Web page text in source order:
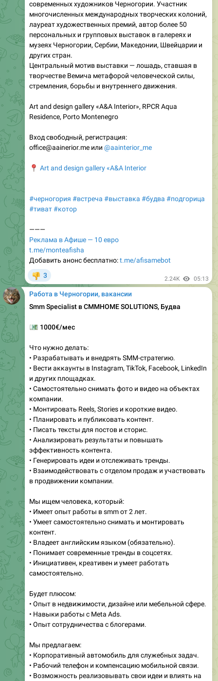
современных художников Черногории. Участник
многочисленных международных творческих колоний,
лауреат художественных премий, автор более 50
персональных и групповых выставок в галереях и
музеях Черногории, Сербии, Македонии, Швейцарии и
других стран.
Центральный мотив выставки — лошадь, ставшая в
творчестве Вемича метафорой человеческой силы,
стремления, борьбы и внутреннего движения.
Art and design gallery «A&A Interior», RPCR Aqua
Residence, Porto Montenegro
Вход свободный, регистрация:
office@aainerior.me или @aainterior_me
Art and design gallery «A&A Interior
#черногория #встреча #выставка #будва #подгорица
#тиват#котор
———
Реклама в Афише — 10 евро
t.me/monteafisha
Добавить анонс бесплатно:t.me/afisamebot
3 2.24K 05:13
Работа в Черногории, вакансии
Smm Specialist в CMMHOME SOLUTIONS, Будва
1000€/мес
Что нужно делать:
• Разрабатывать и внедрять SMM-стратегию.
• Вести аккаунты в Instagram, TikTok, Facebook, LinkedIn
и других площадках.
• Самостоятельно снимать фото и видео на объектах
компании.
• Монтировать Reels, Stories и короткие видео.
• Планировать и публиковать контент.
• Писать тексты для постов и сторис.
• Анализировать результаты и повышать
эффективность контента.
• Генерировать идеи и отслеживать тренды.
• Взаимодействовать с отделом продаж и участвовать
в продвижении компании.
Мы ищем человека, который:
• Имеет опыт работы в smm от 2 лет.
• Умеет самостоятельно снимать и монтировать
контент.
• Владеет английским языком (обязательно).
• Понимает современные тренды в соцсетях.
• Инициативен, креативен и умеет работать
самостоятельно.
Будет плюсом:
• Опыт в недвижимости, дизайне или мебельной сфере.
• Навыки работы с Meta Ads.
• Опыт сотрудничества с блогерами.
Мы предлагаем:
• Корпоративный автомобиль для служебных задач.
• Рабочий телефон и компенсацию мобильной связи.
• Возможность реализовывать свои идеи и влиять на